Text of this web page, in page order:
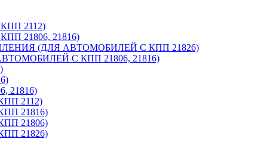
2112)
21806, 21816)
(ДЛЯ АВТОМОБИЛЕЙ С КПП 21826)
С КПП 21806, 21816)
21816)
2112)
21816)
21806)
21826)